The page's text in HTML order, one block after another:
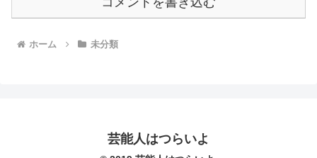
ホーム 未分類
芸能人はつらいよ